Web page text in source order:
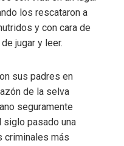
los rescataron a
y con cara de
jugar y leer.
sus padres en
de la selva
seguramente
pasado una
criminales más